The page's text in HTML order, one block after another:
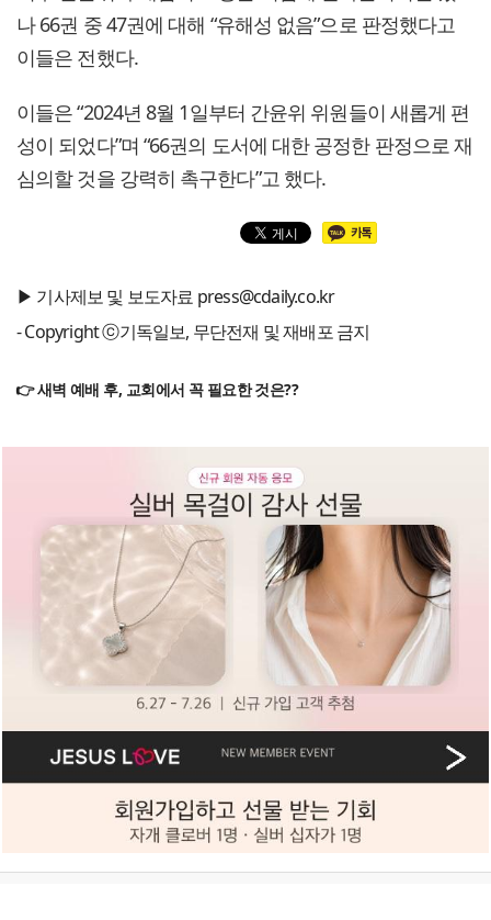
나 66권 중 47권에 대해 “유해성 없음”으로 판정했다고
이들은 전했다.
이들은 “2024년 8월 1일부터 간윤위 위원들이 새롭게 편
성이 되었다”며 “66권의 도서에 대한 공정한 판정으로 재
심의할 것을 강력히 촉구한다”고 했다.
▶ 기사제보 및 보도자료 press@cdaily.co.kr
- Copyright ⓒ기독일보, 무단전재 및 재배포 금지
👉 새벽 예배 후, 교회에서 꼭 필요한 것은??